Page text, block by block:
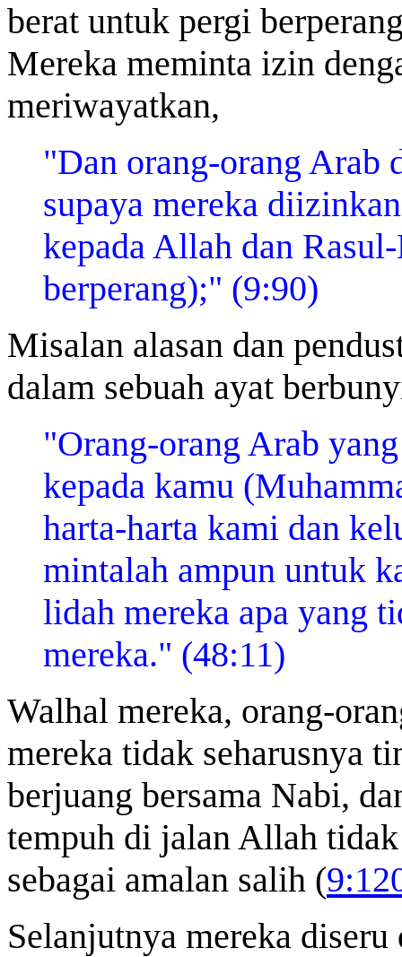
berat untuk pergi
Mereka meminta izin
meriwayatkan,
"Dan orang-orang Arab
supaya mereka
kepada Allah dan
berperang);" (9:90)
Misalan alasan dan
dalam sebuah ayat
"Orang-orang Arab
kepada kamu
harta-harta kami dan
mintalah ampun untuk
lidah mereka apa yang
mereka." (48:11)
Walhal mereka, orang-
mereka tidak seharusnya
berjuang bersama Nabi,
tempuh di jalan Allah
sebagai amalan salih (
Selanjutnya mereka